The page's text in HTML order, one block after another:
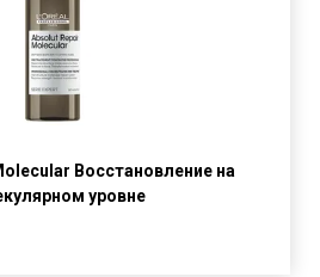
Восстановление на
уровне